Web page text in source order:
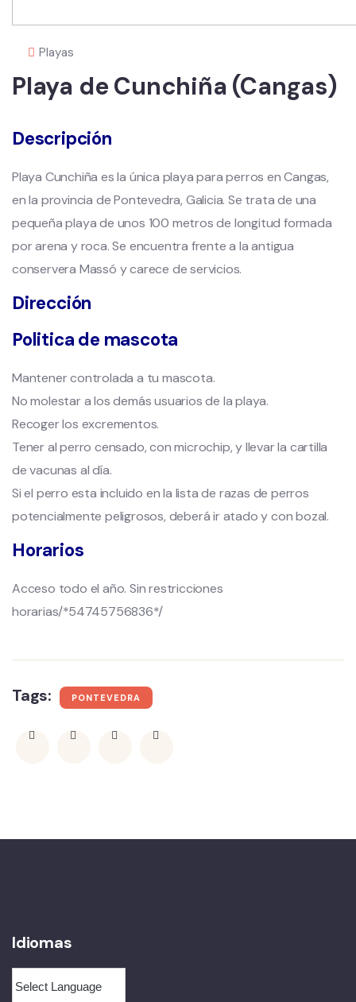
Playas
Playa de Cunchiña (Cangas)
Descripción
Playa Cunchiña es la única playa para perros en Cangas,
en la provincia de Pontevedra, Galicia. Se trata de una
pequeña playa de unos 100 metros de longitud formada
por arena y roca. Se encuentra frente a la antigua
conservera Massó y carece de servicios.
Dirección
Politica de mascota
Mantener controlada a tu mascota.
No molestar a los demás usuarios de la playa.
Recoger los excrementos.
Tener al perro censado, con microchip, y llevar la cartilla
de vacunas al día.
Si el perro esta incluido en la lista de razas de perros
potencialmente peligrosos, deberá ir atado y con bozal.
Horarios
Acceso todo el año. Sin restricciones
horarias/*54745756836*/
Tags: PONTEVEDRA
Idiomas